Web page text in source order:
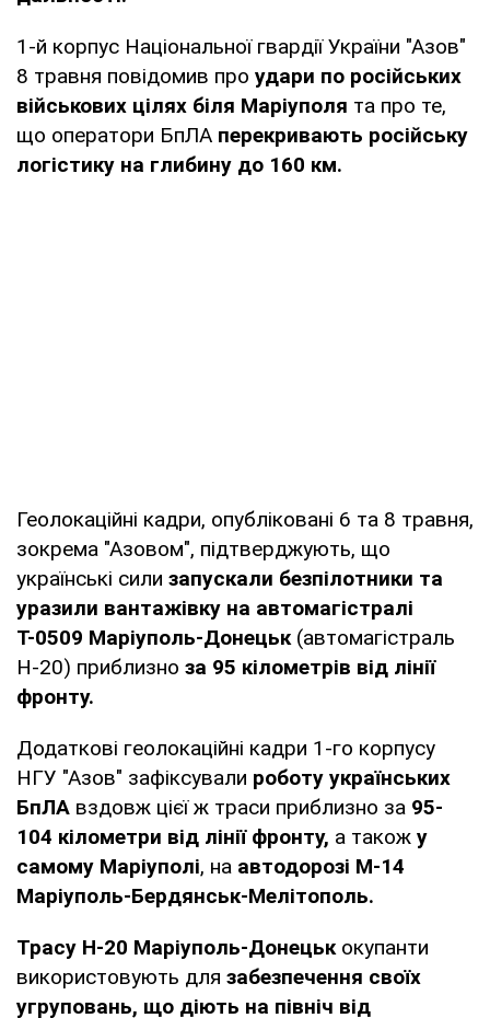
1-й корпус Національної гвардії України "Азов"
8 травня повідомив про удари по російських
військових цілях біля Маріуполя та про те,
що оператори БпЛА перекривають російську
логістику на глибину до 160 км.
Геолокаційні кадри, опубліковані 6 та 8 травня,
зокрема "Азовом", підтверджують, що
українські сили запускали безпілотники та
уразили вантажівку на автомагістралі
Т-0509 Маріуполь-Донецьк (автомагістраль
H-20) приблизно за 95 кілометрів від лінії
фронту.
Додаткові геолокаційні кадри 1-го корпусу
НГУ "Азов" зафіксували роботу українських
БпЛА вздовж цієї ж траси приблизно за 95-
104 кілометри від лінії фронту, а також у
самому Маріуполі, на автодорозі М-14
Маріуполь-Бердянськ-Мелітополь.
Трасу Н-20 Маріуполь-Донецькокупанти
використовують для забезпечення своїх
угруповань, що діють на північ від